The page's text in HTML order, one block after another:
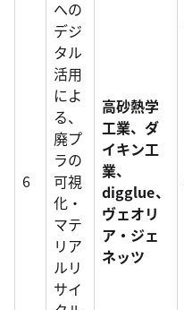
6
への
デジ
タル
活用
によ
る、
廃プ
ラの
可視
化・
マテ
リア
ルリ
サイ
高砂熱学
工業、ダ
イキン工
業、
digglue、
ヴェオリ
ア・ジェ
ネッツ